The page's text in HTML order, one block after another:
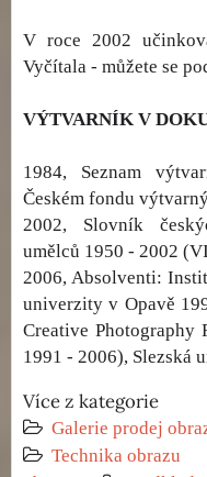
V roce 2002
Vyčítala - můžete se
VÝTVARNÍK V
1984, Seznam
Českém fondu
2002, Slovník
umělců 1950 - 2002
2006, Absolventi:
univerzity v Opavě
Creative Photography
1991 - 2006), Slezská
Více z kategorie
Galerie prodej
Technika obrazu